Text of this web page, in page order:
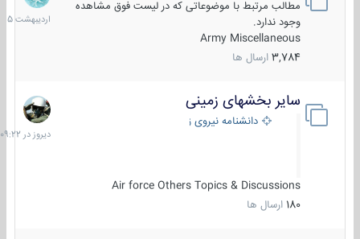
مطالب مرتبط با موضوعاتی که در لیست فوق مشاهده
وجود ندارد.
Army Miscellaneous
3,784 ارسال ها
1405
سایر بخشهای زمینی
دانشنامه نیروی زمینی
Air force Others Topics & Discussions
180 ارسال ها
دیروز
در
09:22